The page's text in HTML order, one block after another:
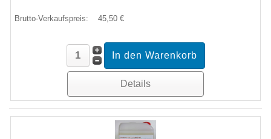
Brutto-Verkaufspreis: 45,50 €
Details